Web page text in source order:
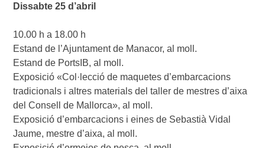
Dissabte 25 d’abril
10.00 h a 18.00 h
Estand de l’Ajuntament de Manacor, al moll.
Estand de PortsIB, al moll.
Exposició «Col·lecció de maquetes d’embarcacions
tradicionals i altres materials del taller de mestres d’aixa
del Consell de Mallorca», al moll.
Exposició d’embarcacions i eines de Sebastià Vidal
Jaume, mestre d’aixa, al moll.